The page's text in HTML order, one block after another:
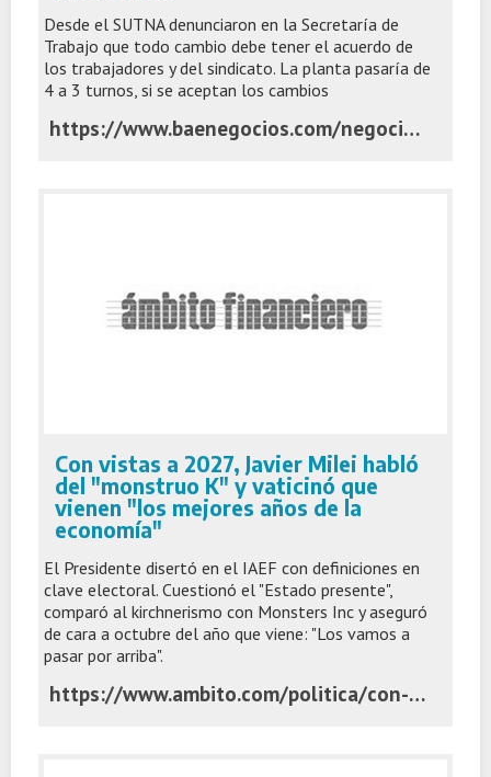
Desde el SUTNA denunciaron en la Secretaría de
Trabajo que todo cambio debe tener el acuerdo de
los trabajadores y del sindicato. La planta pasaría de
4 a 3 turnos, si se aceptan los cambios
https://www.baenegocios.com/negocios/pirelli-anuncio-que-su-planta-dejara-de-trabajar-los-fines-de-semana-y-suspendera-una-semana-su-produccion/
Con vistas a 2027, Javier Milei habló
del "monstruo K" y vaticinó que
vienen "los mejores años de la
economía"
El Presidente disertó en el IAEF con definiciones en
clave electoral. Cuestionó el "Estado presente",
comparó al kirchnerismo con Monsters Inc y aseguró
de cara a octubre del año que viene: "Los vamos a
pasar por arriba".
https://www.ambito.com/politica/con-vistas-2027-javier-milei-hablo-del-monstruo-k-y-vaticino-que-vienen-los-mejores-anos-la-economia-n6284398